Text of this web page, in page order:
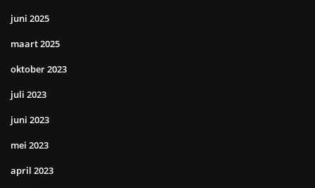
juni 2025
maart 2025
oktober 2023
juli 2023
juni 2023
mei 2023
april 2023